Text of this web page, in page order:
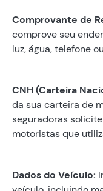
Comprovante de
comprove seu
luz, água, telefone
CNH (Carteira
da sua carteira de
seguradoras
motoristas que
Dados do Veículo: